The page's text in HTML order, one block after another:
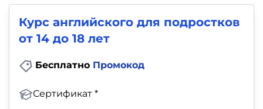
Курс английского для подростков
от 14 до 18 лет
Бесплатно Промокод
Сертификат *